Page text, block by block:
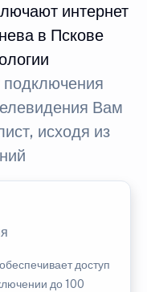
интернет
в Пскове
Вам
исходя из
доступ
до 100